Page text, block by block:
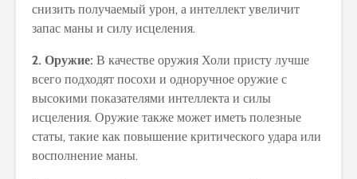
снизить получаемый урон, а интеллект увеличит
запас маны и силу исцеления.
2. Оружие: В качестве оружия Холи присту лучше
всего подходят посохи и одноручное оружие с
высокими показателями интеллекта и силы
исцеления. Оружие также может иметь полезные
статы, такие как повышение критического удара или
восполнение маны.